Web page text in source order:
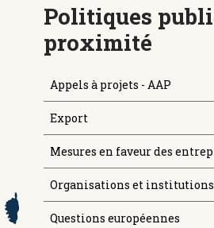
Politiques
proximité
Appels à projets - AAP
Export
Mesures en faveur des
Organisations et institutions
Questions européennes